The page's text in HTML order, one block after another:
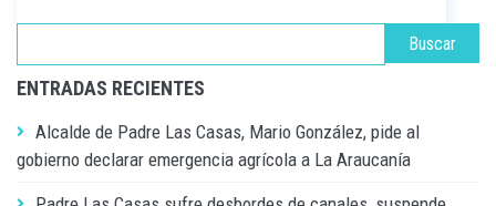
ENTRADAS RECIENTES
Alcalde de Padre Las Casas, Mario González, pide al
gobierno declarar emergencia agrícola a La Araucanía